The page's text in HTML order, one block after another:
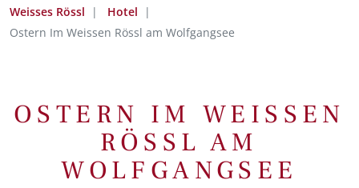
Weisses Rössl
Hotel
Ostern Im Weissen Rössl am Wolfgangsee
OSTERN IM WEISSEN
RÖSSL AM
WOLFGANGSEE